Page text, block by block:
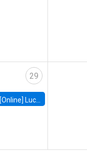
29
[Online] Luciana Juvenal, International Monetary Fund (IMF)